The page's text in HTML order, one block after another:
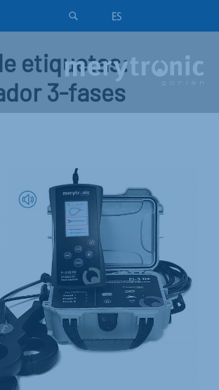
ES
etiquetas:
3-fases